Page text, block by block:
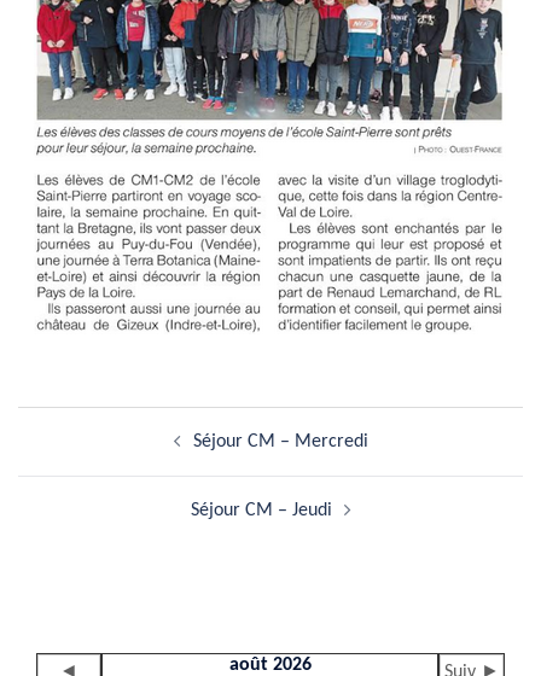
Séjour CM – Mercredi
Séjour CM – Jeudi
août 2026